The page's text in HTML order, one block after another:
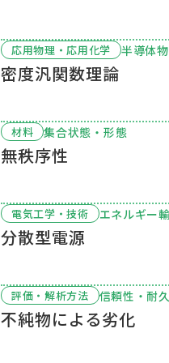
応用物理・応用化学 半導体
密度汎関数理論
材料 集合状態・形態
無秩序性
電気工学・技術 エネルギー
分散型電源
評価・解析方法 信頼性・耐
不純物による劣化